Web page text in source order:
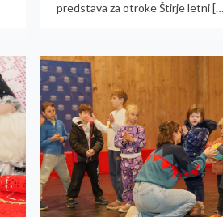
predstava za otroke Štirje letni